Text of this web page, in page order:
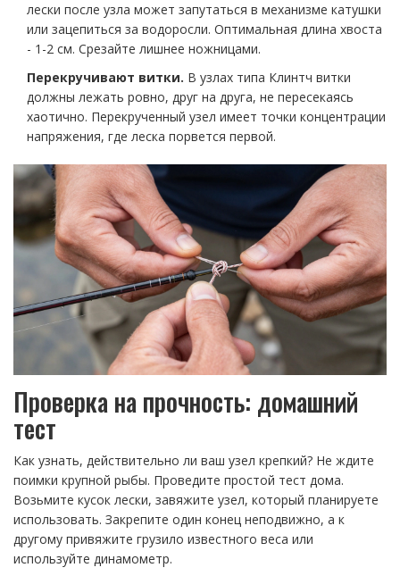
лески после узла может запутаться в механизме катушки
или зацепиться за водоросли. Оптимальная длина хвоста
- 1-2 см. Срезайте лишнее ножницами.
Перекручивают витки. В узлах типа Клинтч витки
должны лежать ровно, друг на друга, не пересекаясь
хаотично. Перекрученный узел имеет точки концентрации
напряжения, где леска порвется первой.
Проверка на прочность: домашний
тест
Как узнать, действительно ли ваш узел крепкий? Не ждите
поимки крупной рыбы. Проведите простой тест дома.
Возьмите кусок лески, завяжите узел, который планируете
использовать. Закрепите один конец неподвижно, а к
другому привяжите грузило известного веса или
используйте динамометр.